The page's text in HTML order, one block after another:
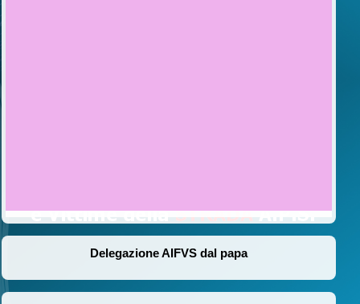
Delegazione AIFVS dal papa